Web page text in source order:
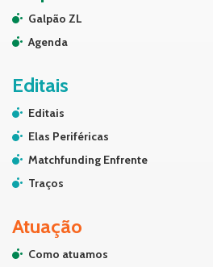
Galpão ZL
Agenda
Editais
Editais
Elas Periféricas
Matchfunding Enfrente
Traços
Atuação
Como atuamos